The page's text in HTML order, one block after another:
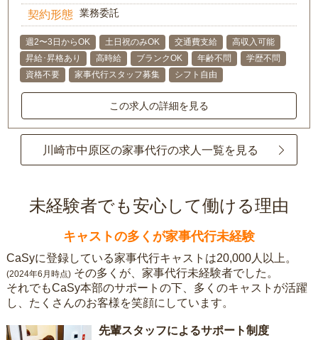
契約形態 業務委託
週2〜3日からOK 土日祝のみOK 交通費支給
高収入可能
昇給･昇格あり
高時給 ブランクOK 年齢不問
学歴不問
資格不要
家事代行スタッフ募集 シフト自由
この求人の詳細を見る
川崎市中原区の家事代行の求人一覧を見る
未経験者でも安心して働ける理由
キャストの多くが家事代行未経験
CaSyに登録している家事代行キャストは20,000人以上。
(2024年6月時点) その多くが、家事代行未経験者でした。
それでもCaSy本部のサポートの下、多くのキャストが活躍
し、たくさんのお客様を笑顔にしています。
先輩スタッフによるサポート制度